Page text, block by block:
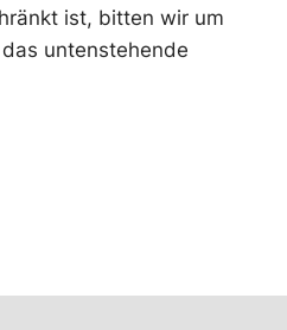
ist, bitten wir um
untenstehende